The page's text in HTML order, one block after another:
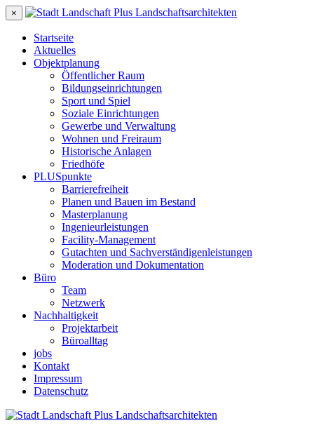
×
Startseite
Aktuelles
Objektplanung
Öffentlicher Raum
Bildungseinrichtungen
Sport und Spiel
Soziale Einrichtungen
Gewerbe und Verwaltung
Wohnen und Freiraum
Historische Anlagen
Friedhöfe
PLUSpunkte
Barrierefreiheit
Planen und Bauen im Bestand
Masterplanung
Ingenieurleistungen
Facility-Management
Gutachten und Sachverständigenleistungen
Moderation und Dokumentation
Büro
Team
Netzwerk
Nachhaltigkeit
Projektarbeit
Büroalltag
jobs
Kontakt
Impressum
Datenschutz